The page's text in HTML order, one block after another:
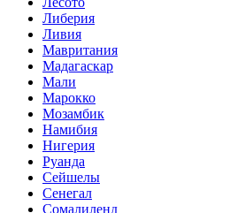
Либерия
Ливия
Мавритания
Мадагаскар
Мали
Марокко
Мозамбик
Намибия
Нигерия
Руанда
Сейшелы
Сенегал
Сомалиленд